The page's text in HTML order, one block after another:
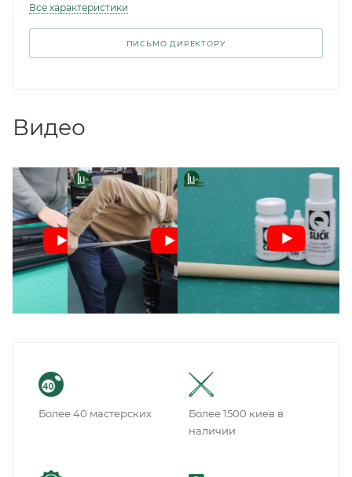
Все характеристики
ПИСЬМО ДИРЕКТОРУ
Видео
Более 40 мастерских
Более 1500 киев в
наличии